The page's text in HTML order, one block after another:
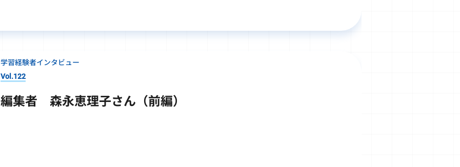
学習経験者インタビュー
Vol.122
編集者 森永恵理子さん（前編）